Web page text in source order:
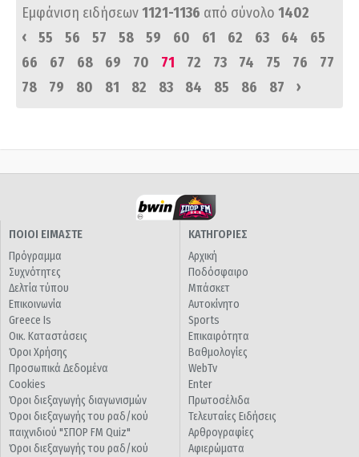
Εμφάνιση ειδήσεων1121-1136 από σύνολο 1402
‹
55 56 57 58 59 60 61 62 63 64
65
66
67 68 69 70 71 72 73 74 75 76
77
78
79 80 81 82 83 84 85 86 87 ›
ΠΟΙΟΙ ΕΙΜΑΣΤΕ
Πρόγραμμα
Συχνότητες
Δελτία τύπου
Επικοινωνία
Greece Is
Οικ. Καταστάσεις
Όροι Χρήσης
Προσωπικά Δεδομένα
Cookies
Όροι διεξαγωγής διαγωνισμών
Όροι διεξαγωγής του ραδ/κού
παιχνιδιού "ΣΠΟΡ FM Quiz"
Όροι διεξαγωγής του ραδ/κού
ΚΑΤΗΓΟΡΙΕΣ
Αρχική
Ποδόσφαιρο
Μπάσκετ
Αυτοκίνητο
Sports
Επικαιρότητα
Βαθμολογίες
WebTv
Enter
Πρωτοσέλιδα
Τελευταίες Ειδήσεις
Αρθρογραφίες
Αφιερώματα